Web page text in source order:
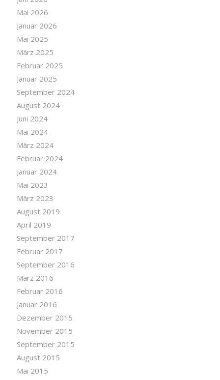
Mai 2026
Januar 2026
Mai 2025
März 2025
Februar 2025
Januar 2025
September 2024
August 2024
Juni 2024
Mai 2024
März 2024
Februar 2024
Januar 2024
Mai 2023
März 2023
August 2019
April 2019
September 2017
Februar 2017
September 2016
März 2016
Februar 2016
Januar 2016
Dezember 2015
November 2015
September 2015
August 2015
Mai 2015